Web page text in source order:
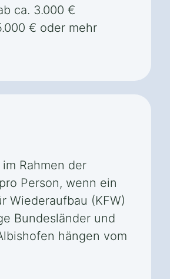
ca. 3.000 €
€ oder mehr
Rahmen der
Person, wenn ein
Wiederaufbau (KFW)
Bundesländer und
hängen vom